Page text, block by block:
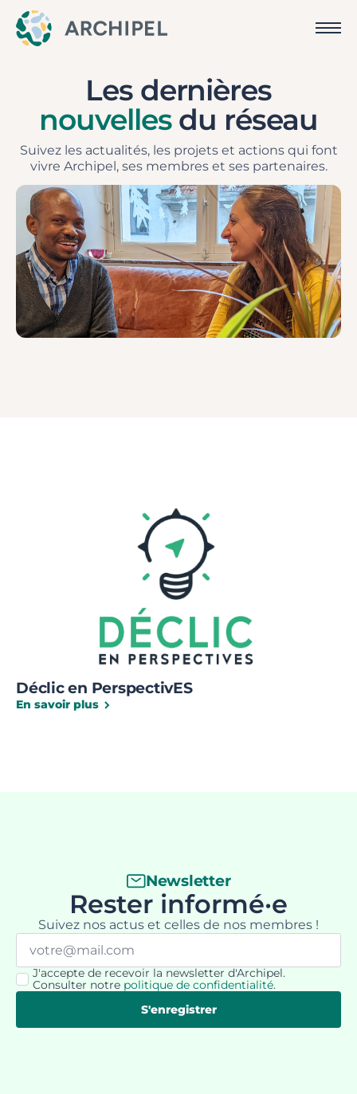
Les dernières
nouvellesdu réseau
Suivez les actualités, les projets et actions qui font
vivre Archipel, ses membres et ses partenaires.
Déclic en PerspectivES
En savoir plus
Newsletter
Rester informé·e
Suivez nos actus et celles de nos membres !
Email
RGPD
*
J'accepte de recevoir la newsletter d'Archipel.
Consulter notre politique de confidentialité.
S'enregistrer